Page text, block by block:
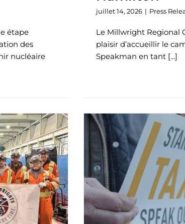
étape
des
nucléaire
juillet 14, 2026 | Press
Le Millwright Regional
plaisir d’accueillir le
Speakman en tant [...]